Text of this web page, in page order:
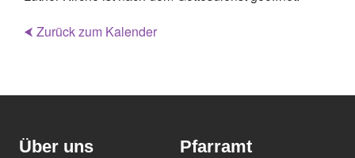
⮜ Zurück zum Kalender
Über uns Pfarramt